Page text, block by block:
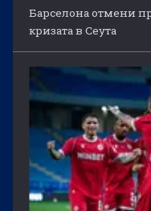
Барселона отмени
кризата в Сеута